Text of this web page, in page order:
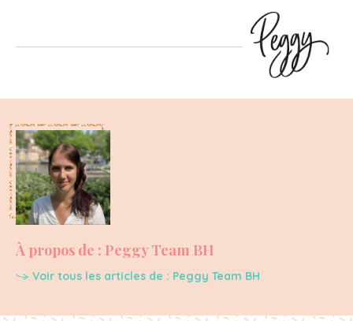
À propos de : Peggy Team BH
Voir tous les articles de : Peggy Team BH